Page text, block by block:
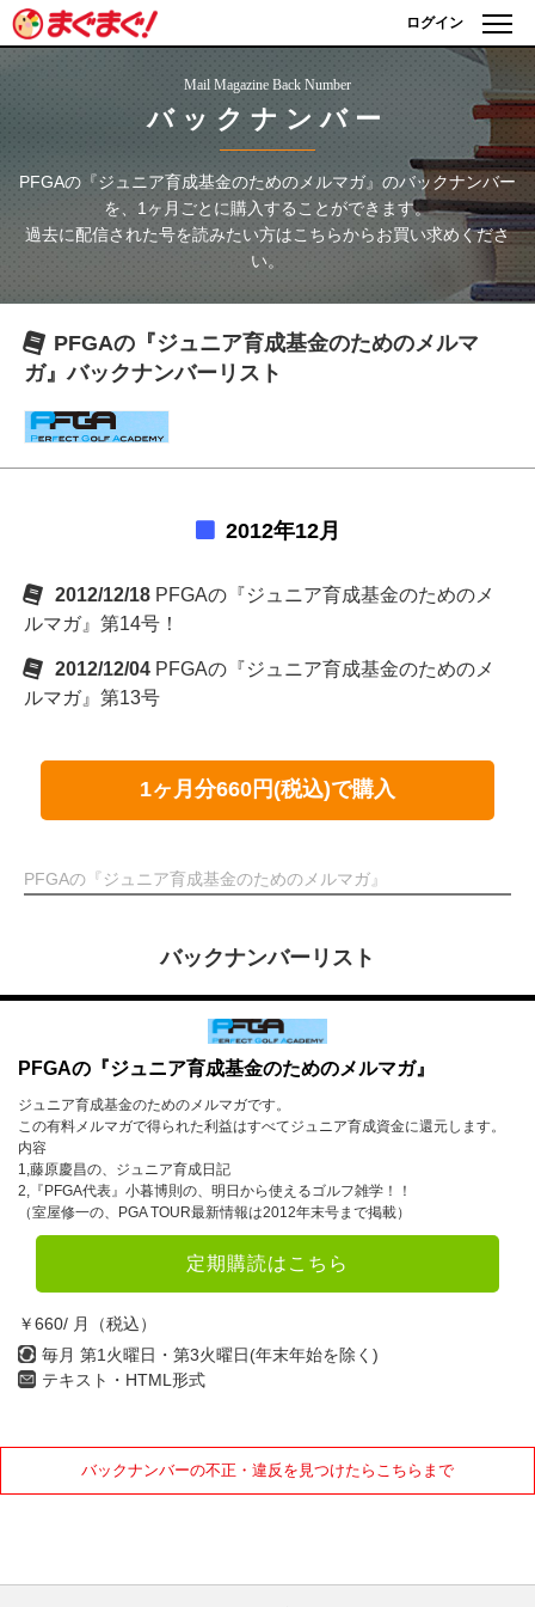
ログイン
Mail Magazine Back Number
バックナンバー
PFGAの『ジュニア育成基金のためのメルマガ』 のバックナンバー
を、1ヶ月ごとに購入することができます。
過去に配信された号を読みたい方はこちらからお買い求めくださ
い。
PFGAの『ジュニア育成基金のためのメルマ
ガ』バックナンバーリスト
2012年12月
2012/12/18 PFGAの『ジュニア育成基金のためのメ
ルマガ』第14号！
2012/12/04 PFGAの『ジュニア育成基金のためのメ
ルマガ』第13号
1ヶ月分660円(税込)で購入
PFGAの『ジュニア育成基金のためのメルマガ』
バックナンバーリスト
PFGAの『ジュニア育成基金のためのメルマガ』
ジュニア育成基金のためのメルマガです。
この有料メルマガで得られた利益はすべてジュニア育成資金に還元します。
内容
1,藤原慶昌の、ジュニア育成日記
2,『PFGA代表』小暮博則の、明日から使えるゴルフ雑学！！
（室屋修一の、PGA TOUR最新情報は2012年末号まで掲載）
定期購読はこちら
￥660/ 月（税込）
毎月 第1火曜日・第3火曜日(年末年始を除く)
テキスト・HTML形式
バックナンバーの不正・違反を見つけたらこちらまで